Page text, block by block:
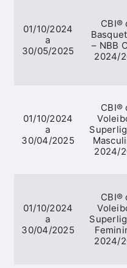
01/10/2024
a
30/05/2025
CBI®
– NBB
2024/
01/10/2024
a
30/04/2025
CBI®
2024/
01/10/2024
a
30/04/2025
CBI®
2024/